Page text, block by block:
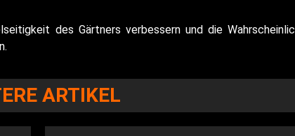
des Gärtners verbessern und die
ARTIKEL